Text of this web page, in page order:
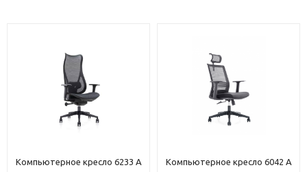
Компьютерное кресло 6233 A
Компьютерное кресло 6042 A